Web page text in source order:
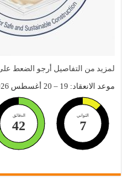
لمزيد من التفاصيل أرجو الضعط
موعد الانعقاد: 19 – 20 أغسطس 2026م
الدقائق
42
الثواني
6